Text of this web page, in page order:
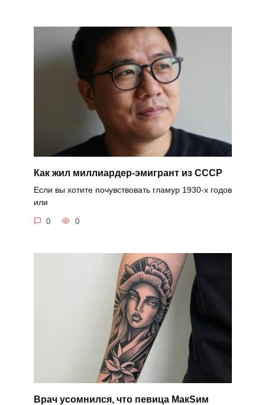
Как жил миллиардер-эмигрант из СССР
Если вы хотите почувствовать гламур 1930-х годов
или
0 0
Врач усомнился, что певица MaкSим